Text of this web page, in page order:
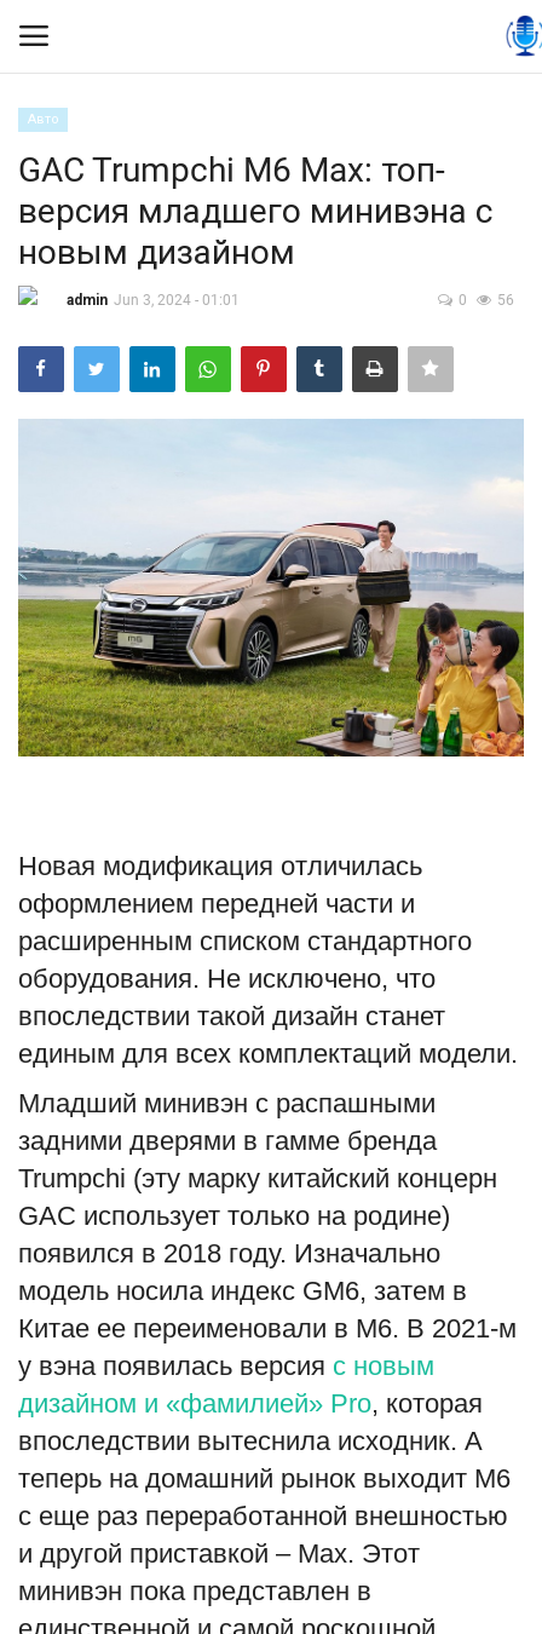
Контакты
Правила размещения
Экономика
Туризм
Недвижимость
Авто
Шоу-бизнес
В мире
Россия
Авто
GAC Trumpchi M6 Max: топ-
версия младшего минивэна с
новым дизайном
admin Jun 3, 2024 - 01:01 0 56
Новая модификация отличилась
оформлением передней части и
расширенным списком стандартного
оборудования. Не исключено, что
впоследствии такой дизайн станет
единым для всех комплектаций модели.
Младший минивэн с распашными
задними дверями в гамме бренда
Trumpchi (эту марку китайский концерн
GAC использует только на родине)
появился в 2018 году. Изначально
модель носила индекс GM6, затем в
Китае ее переименовали в M6. В 2021-м
у вэна появилась версия с новым
дизайном и «фамилией» Pro, которая
впоследствии вытеснила исходник. А
теперь на домашний рынок выходит M6
с еще раз переработанной внешностью
и другой приставкой – Max. Этот
минивэн пока представлен в